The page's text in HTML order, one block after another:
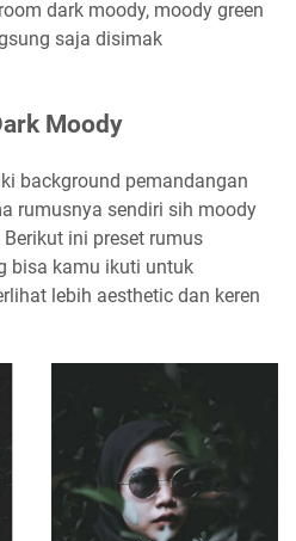
dark moody, moody green
saja disimak
Moody
background pemandangan
rumusnya sendiri sih moody
ini preset rumus
bisa kamu ikuti untuk
lebih aesthetic dan keren